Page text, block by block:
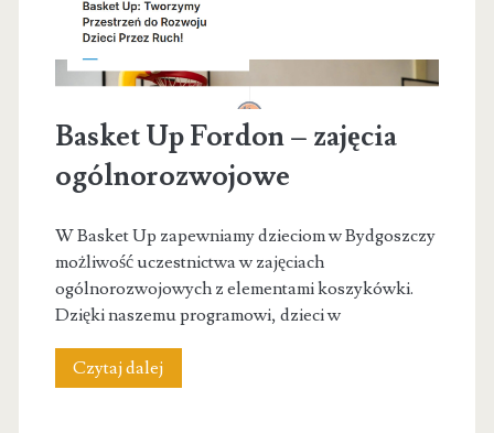
Basket Up Fordon – zajęcia
ogólnorozwojowe
W Basket Up zapewniamy dzieciom w Bydgoszczy
możliwość uczestnictwa w zajęciach
ogólnorozwojowych z elementami koszykówki.
Dzięki naszemu programowi, dzieci w
Czytaj dalejBasket